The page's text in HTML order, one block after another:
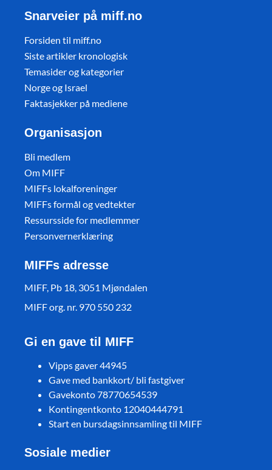
Snarveier på miff.no
Forsiden til miff.no
Siste artikler kronologisk
Temasider og kategorier
Norge og Israel
Faktasjekker på mediene
Organisasjon
Bli medlem
Om MIFF
MIFFs lokalforeninger
MIFFs formål og vedtekter
Ressursside for medlemmer
Personvernerklæring
MIFFs adresse
MIFF, Pb 18, 3051 Mjøndalen
MIFF org. nr. 970 550 232
Gi en gave til MIFF
Vipps gaver 44945
Gave med bankkort/ bli fastgiver
Gavekonto 78770654539
Kontingentkonto 12040444791
Start en bursdagsinnsamling til MIFF
Sosiale medier